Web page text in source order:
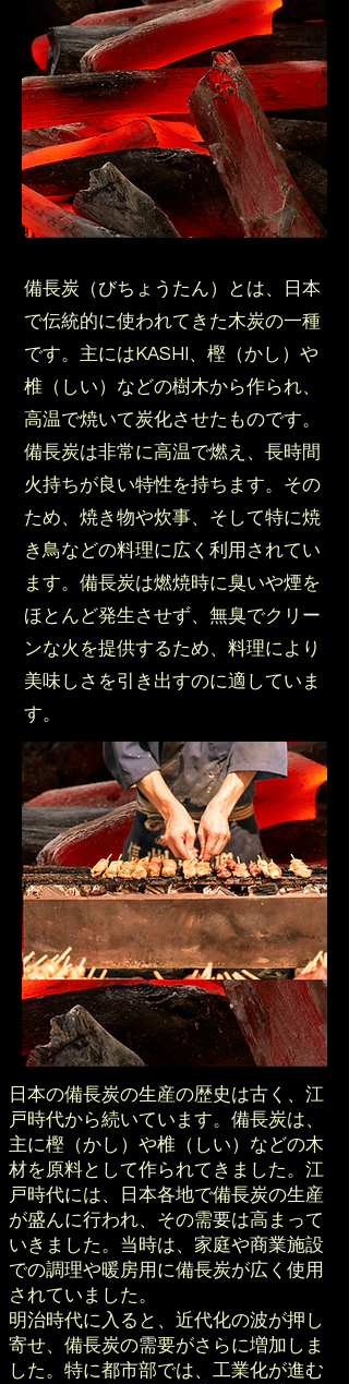
備長炭（びちょうたん）とは、日本
で伝統的に使われてきた木炭の一種
です。主にはKASHI、樫（かし）や
椎（しい）などの樹木から作られ、
高温で焼いて炭化させたものです。
備長炭は非常に高温で燃え、長時間
火持ちが良い特性を持ちます。その
ため、焼き物や炊事、そして特に焼
き鳥などの料理に広く利用されてい
ます。備長炭は燃焼時に臭いや煙を
ほとんど発生させず、無臭でクリー
ンな火を提供するため、料理により
美味しさを引き出すのに適していま
す。
日本の備長炭の生産の歴史は古く、江
戸時代から続いています。備長炭は、
主に樫（かし）や椎（しい）などの木
材を原料として作られてきました。江
戸時代には、日本各地で備長炭の生産
が盛んに行われ、その需要は高まって
いきました。当時は、家庭や商業施設
での調理や暖房用に備長炭が広く使用
されていました。
明治時代に入ると、近代化の波が押し
寄せ、備長炭の需要がさらに増加しま
した。特に都市部では、工業化が進む